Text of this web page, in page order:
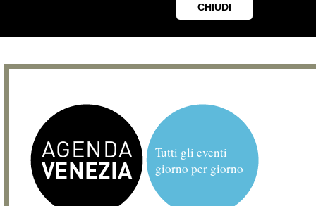
CHIUDI
Tutti gli eventi
giorno per giorno